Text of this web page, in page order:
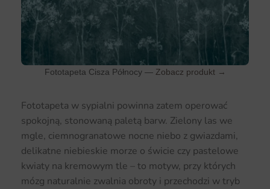
Fototapeta Cisza Północy — Zobacz produkt →
Fototapeta w sypialni powinna zatem operować
spokojną, stonowaną paletą barw. Zielony las we
mgle, ciemnogranatowe nocne niebo z gwiazdami,
delikatne niebieskie morze o świcie czy pastelowe
kwiaty na kremowym tle – to motyw, przy których
mózg naturalnie zwalnia obroty i przechodzi w tryb